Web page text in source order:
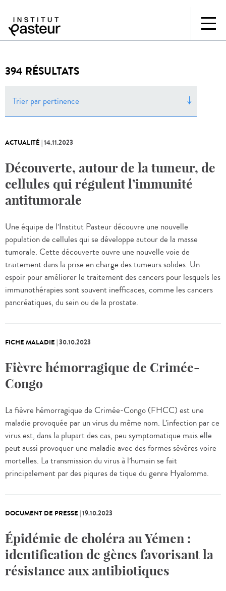
394 RÉSULTATS
Trier par pertinence
ACTUALITÉ |14.11.2023
Découverte, autour de la tumeur, de
cellules qui régulent l’immunité
antitumorale
Une équipe de l’Institut Pasteur découvre une nouvelle
population de cellules qui se développe autour de la masse
tumorale. Cette découverte ouvre une nouvelle voie de
traitement dans la prise en charge des tumeurs solides. Un
espoir pour améliorer le traitement des cancers pour lesquels les
immunothérapies sont souvent inefficaces, comme les cancers
pancréatiques, du sein ou de la prostate.
FICHE MALADIE |30.10.2023
Fièvre hémorragique de Crimée-
Congo
La fièvre hémorragique de Crimée-Congo (FHCC) est une
maladie provoquée par un virus du même nom. L’infection par ce
virus est, dans la plupart des cas, peu symptomatique mais elle
peut aussi provoquer une maladie avec des formes sévères voire
mortelles. La transmission du virus à l’humain se fait
principalement par des piqures de tique du genre Hyalomma.
DOCUMENT DE PRESSE |19.10.2023
Épidémie de choléra au Yémen :
identification de gènes favorisant la
résistance aux antibiotiques